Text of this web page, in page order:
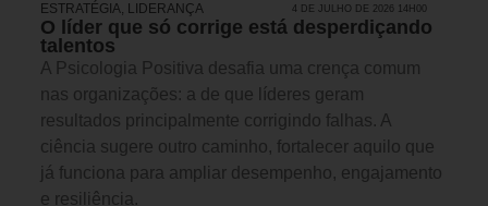
ESTRATÉGIA, LIDERANÇA 4 DE JULHO DE 2026 14H00
O líder que só corrige está desperdiçando
talentos
A Psicologia Positiva desafia uma crença comum
nas organizações: a de que líderes geram
resultados principalmente corrigindo falhas. A
ciência sugere outro caminho, fortalecer aquilo que
já funciona para ampliar desempenho, engajamento
e resiliência.